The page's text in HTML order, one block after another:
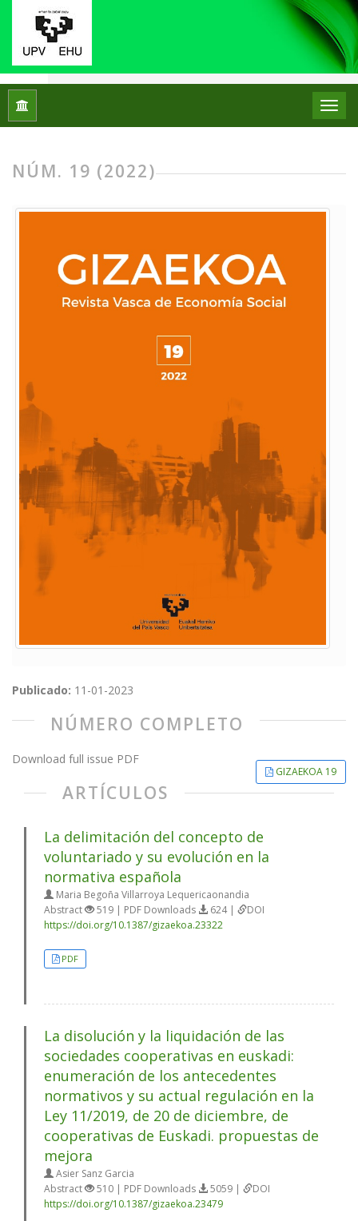
Inicio
NÚM. 19 (2022)
Publicado: 11-01-2023
NÚMERO COMPLETO
Download full issue PDF
GIZAEKOA 19
ARTÍCULOS
La delimitación del concepto de
voluntariado y su evolución en la
normativa española
Maria Begoña Villarroya Lequericaonandia
Abstract
519 | PDF Downloads 624 |
DOI
https://doi.org/10.1387/gizaekoa.23322
PDF
La disolución y la liquidación de las
sociedades cooperativas en euskadi:
enumeración de los antecedentes
normativos y su actual regulación en la
Ley 11/2019, de 20 de diciembre, de
cooperativas de Euskadi. propuestas de
mejora
Asier Sanz Garcia
Abstract
510 | PDF Downloads 5059 |
DOI
https://doi.org/10.1387/gizaekoa.23479